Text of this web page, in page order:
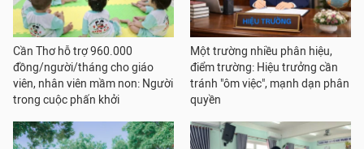
Cần Thơ hỗ trợ 960.000
đồng/người/tháng cho giáo
viên, nhân viên mầm non: Người
trong cuộc phấn khởi
Một trường nhiều phân hiệu,
điểm trường: Hiệu trưởng cần
tránh "ôm việc", mạnh dạn phân
quyền